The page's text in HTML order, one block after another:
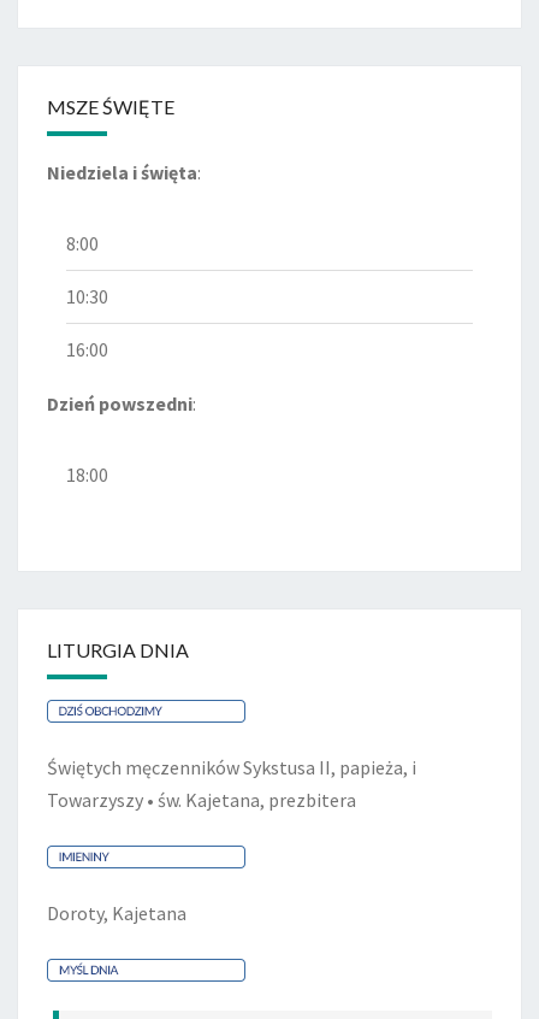
MSZE ŚWIĘTE
Niedziela i święta:
8:00
10:30
16:00
Dzień powszedni:
18:00
LITURGIA DNIA
Świętych męczenników Sykstusa II, papieża, i
Towarzyszy • św. Kajetana, prezbitera
Doroty, Kajetana